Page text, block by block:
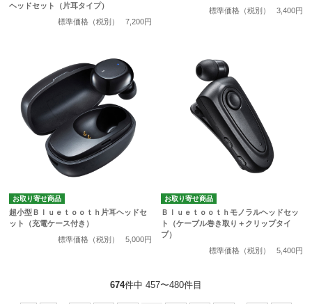
ヘッドセット（片耳タイプ）
標準価格（税別）
7,200円
標準価格（税別）
3,400円
お取り寄せ商品
超小型Ｂｌｕｅｔｏｏｔｈ片耳ヘッドセ
ット（充電ケース付き）
標準価格（税別）
5,000円
お取り寄せ商品
Ｂｌｕｅｔｏｏｔｈモノラルヘッドセッ
ト（ケーブル巻き取り＋クリップタイ
プ）
標準価格（税別）
5,400円
674件中 457〜480件目